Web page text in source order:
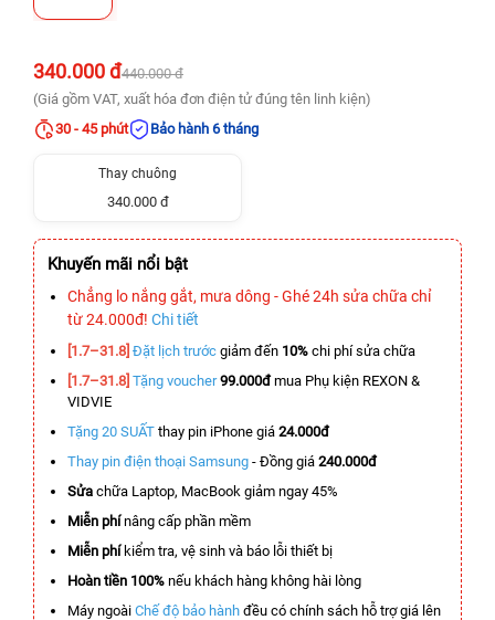
340.000 đ440.000 đ
(Giá gồm VAT, xuất hóa đơn điện tử đúng tên linh kiện)
30 - 45 phút
Bảo hành 6 tháng
Thay chuông
340.000 đ
Khuyến mãi nổi bật
Chẳng lo nắng gắt, mưa dông - Ghé 24h sửa chữa chỉ
từ 24.000đ! Chi tiết
[1.7–31.8] Đặt lịch trước giảm đến 10% chi phí sửa chữa
[1.7–31.8] Tặng voucher 99.000đmua Phụ kiện REXON &
VIDVIE
Tặng 20 SUẤT thay pin iPhone giá 24.000đ
Thay pin điện thoại Samsung - Đồng giá 240.000đ
Sửa chữa Laptop, MacBook giảm ngay 45%
Miễn phínâng cấp phần mềm
Miễn phíkiểm tra, vệ sinh và báo lỗi thiết bị
Hoàn tiền 100% nếu khách hàng không hài lòng
Máy ngoài Chế độ bảo hành đều có chính sách hỗ trợ giá lên